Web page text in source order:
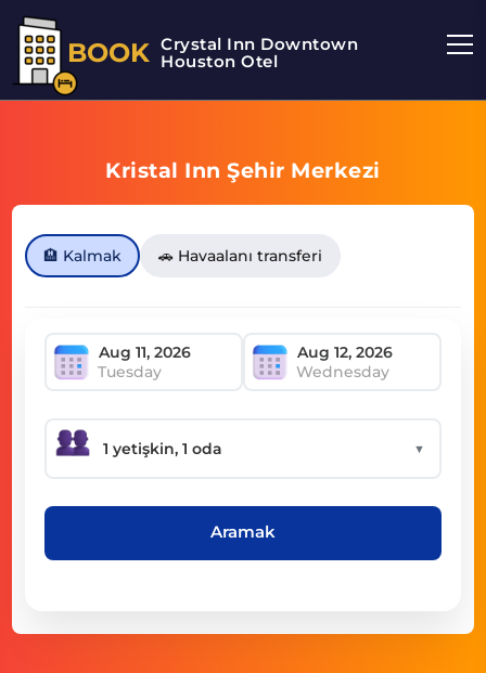
BOOK Crystal Inn Downtown
Houston Otel
Kristal Inn Şehir Merkezi
🏨 Kalmak 🚗 Havaalanı transferi
Tuesday Wednesday
▼
Aramak